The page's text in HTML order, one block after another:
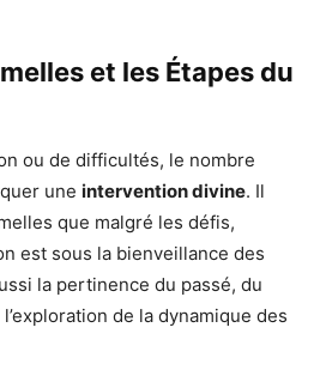
et les Étapes du
ou de difficultés, le nombre
une intervention divine. Il
que malgré les défis,
est sous la bienveillance des
la pertinence du passé, du
de la dynamique des